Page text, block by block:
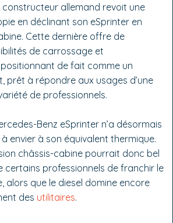
constructeur allemand revoit une
en déclinant son eSprinter en
Cette dernière offre de
de carrossage et
positionnant de fait comme un
prêt à répondre aux usages d’une
de professionnels.
Benz eSprinter n’a désormais
envier à son équivalent thermique.
châssis-cabine pourrait donc bel
certains professionnels de franchir le
alors que le diesel domine encore
des utilitaires.